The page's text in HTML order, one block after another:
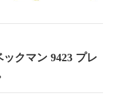
クマン 9423 プレ